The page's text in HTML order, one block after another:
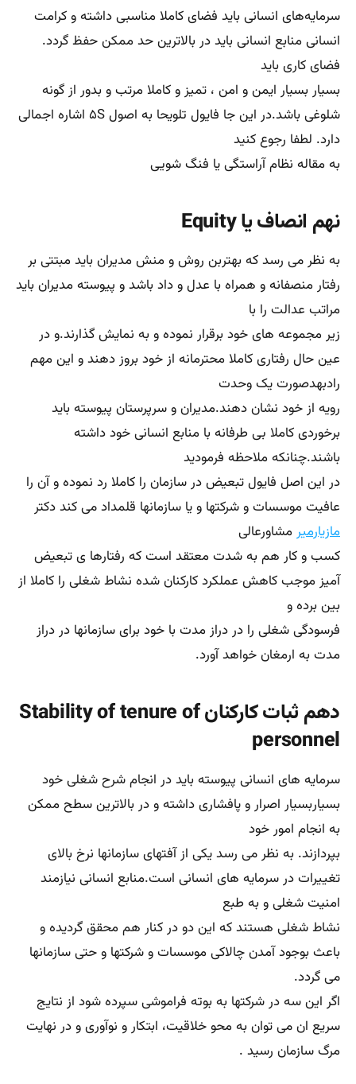
رادبهدصورت یک وحدت
رویه از خود نشان دهند.مدیران و سرپرستان پیوسته باید
برخوردی کاملا بی طرفانه با منابع انسانی خود داشته
باشند.چنانکه ملاحظه فرمودید
در این اصل فایول تبعیض در سازمان را کاملا رد نموده و آن را
عافیت موسسات و شرکتها و یا سازمانها قلمداد می کند دکتر
مازیارمیر مشاورعالی
آمیز موجب کاهش عملکرد کارکنان شده نشاط شغلی را کاملا از
بین برده و
فرسودگی شغلی را در دراز مدت با خود برای سازمانها در دراز
مدت به ارمغان خواهد آورد.
دهم ثبات کارکنان Stability of tenure of
personnel
سرمایه های انسانی پیوسته باید در انجام شرح شغلی خود
بسیاربسیار اصرار و پافشاری داشته و در بالاترین سطح ممکن
به انجام امور خود
بپردازند. به نظر می رسد یکی از آفتهای سازمانها نرخ بالای
تغییرات در سرمایه های انسانی است.منابع انسانی نیازمند
امنیت شغلی و به طبع
نشاط شغلی هستند که این دو در کنار هم محقق گردیده و
باعث بوجود آمدن چالاکی موسسات و شرکتها و حتی سازمانها
می گردد.
اگر این سه در شرکتها به بوته فراموشی سپرده شود از نتایج
سریع ان می توان به محو خلاقیت، ابتکار و نوآوری و در نهایت
یازدهم ابتکارInitiative
باید پیرامون این اصل بگویم که ابتکار دقیقا بیان می کند
کارکنان در ابراز عقاید و نظرات در خصوص کارها باید آزادی عمل
مشروط داشته باشند تا
بتوانند از خود ابتکار به خرج دهند. این ابتکار در نهایت به بلوغ
و تعالی سازمانی منتهی خواهد شد. به نظر می رسد کهواین
رویه در بلند مدت
نیازمندی های سازمانها را به خلاقیت، ابتکار و نوآوری کاملا
پوشش خواهد داد و زمینه ساز رشد و ترقی خواهد شد.
نظارت وکنترل پیشرفته با رویکرد مدیریت ورهبری
دوازدهم روحیه کار گروهی